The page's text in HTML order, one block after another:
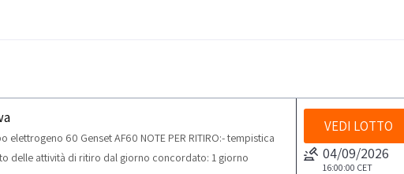
elettrogeno 60 Genset AF60 NOTE PER RITIRO:- tempistica
delle attività di ritiro dal giorno concordato: 1 giorno
VEDI LOTTO
04/09/2026
16:00:00 CET